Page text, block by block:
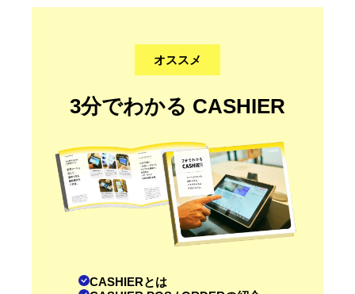
オススメ
3分でわかる CASHIER
CASHIERとは